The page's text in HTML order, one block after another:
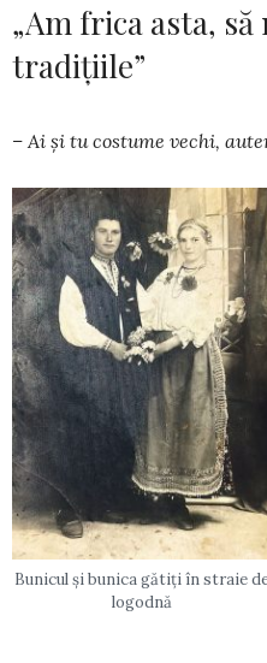
„Am frica asta,
tradițiile”
– Ai şi tu costume vechi,
Bunicul și bunica gătiți în straie
logodnă